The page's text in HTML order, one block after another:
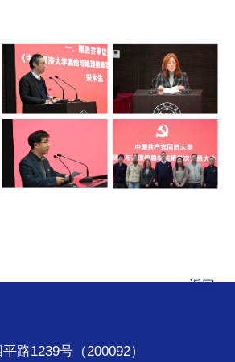
返回
路1239号（200092）